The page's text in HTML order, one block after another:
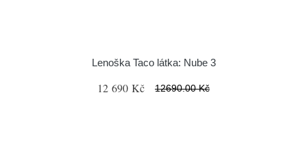
Lenoška Taco látka: Nube 3
12 690 Kč 12690.00 Kč